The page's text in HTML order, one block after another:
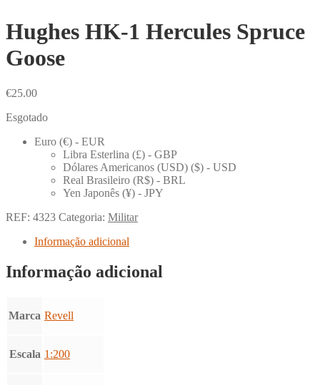
Hughes HK-1 Hercules Spruce
Goose
€25.00
Esgotado
Euro (€) - EUR
Libra Esterlina (£) - GBP
Dólares Americanos (USD) ($) - USD
Real Brasileiro (R$) - BRL
Yen Japonês (¥) - JPY
REF: 4323 Categoria: Militar
Informação adicional
Informação adicional
Marca Revell
Escala 1:200